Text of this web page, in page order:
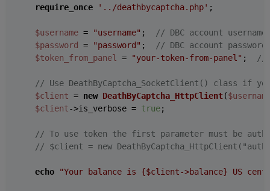
require_once
'../deathbycaptcha.php' ;
$username = "username" ;
// DBC account username
$password
= "password" ;
// DBC account password
$token_from_panel
= "your-token-from-panel" ; //
// Use DeathByCaptcha_SocketClient() class if you
$client = new DeathByCaptcha_HttpClient(
$client->is_verbose = true;
// To use token the first parameter must be
// $client = new
echo "Your balance is {$client->balance} US